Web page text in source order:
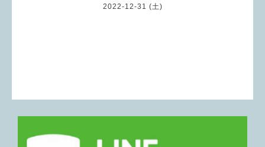
2022-12-31 (土)